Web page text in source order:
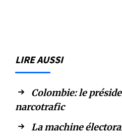
LIRE AUSSI
Colombie: le
narcotrafic
La machine